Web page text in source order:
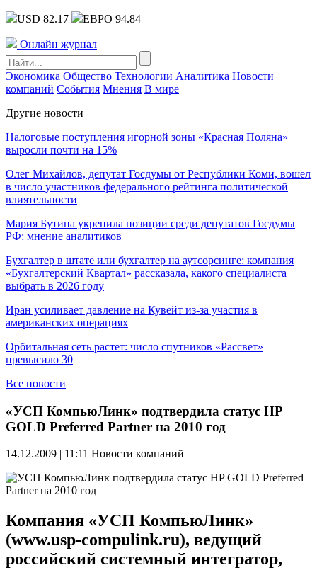
USD 82.17 ЕВРО 94.84
Онлайн журнал
Экономика Общество Технологии Аналитика Новости
компаний События Мнения В мире
Другие новости
Налоговые поступления игорной зоны «Красная Поляна»
выросли почти на 15%
Олег Михайлов, депутат Госдумы от Республики Коми, вошел
в число участников федерального рейтинга политической
влиятельности
Мария Бутина укрепила позиции среди депутатов Госдумы
РФ: мнение аналитиков
Бухгалтер в штате или бухгалтер на аутсорсинге: компания
«Бухгалтерский Квартал» рассказала, какого специалиста
выбрать в 2026 году
Иран усиливает давление на Кувейт из-за участия в
американских операциях
Орбитальная сеть растет: число спутников «Рассвет»
превысило 30
Все новости
«УСП КомпьюЛинк» подтвердила статус HP
GOLD Preferred Partner на 2010 год
14.12.2009 | 11:11 Новости компаний
Компания «УСП КомпьюЛинк»
(www.usp-compulink.ru), ведущий
российский системный интегратор,